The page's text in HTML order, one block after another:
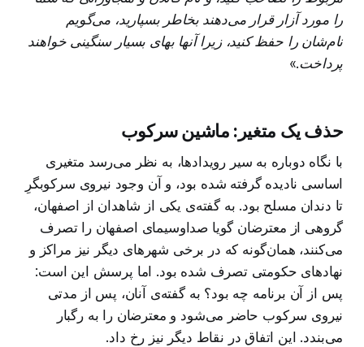
را مورد آزار قرار می‌دهند بخاطر بسپارید، می‌گویم
نام‌شان را حفظ کنید، زیرا آنها بهای بسیار سنگینی خواهند
پرداخت.»
حذف یک متغیر: ماشین سرکوب
با نگاه دوباره به سیر رویدادها، به نظر می‌رسد متغیری
اساسی نادیده گرفته شده بود، و آن وجود نیروی سرکوبگرِ
تا دندان مسلح بود. به گفته‌ی یکی از شاهدان از اصفهان،
گروهی از معترضان گویا صداوسیمای اصفهان را تصرف
می‌کنند، همان‌گونه که در برخی شهرهای دیگر نیز مراکز و
نهادهای حکومتی تصرف شده بود. اما پرسش این است:
پس از آن برنامه چه بود؟ به گفته‌ی آنان، پس از مدتی
نیروی سرکوب حاضر می‌شود و معترضان را به رگبار
می‌بندد. این اتفاق در نقاط دیگر نیز رخ داد.